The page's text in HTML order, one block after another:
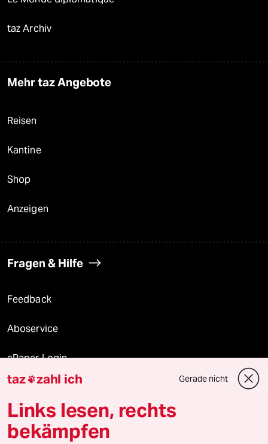
taz Archiv
Mehr taz Angebote
Reisen
Kantine
Shop
Anzeigen
Fragen & Hilfe
Feedback
Aboservice
ePaper Login
Downloads für Abonnierende
taz zahl ich Gerade nicht
Links lesen, rechts
bekämpfen